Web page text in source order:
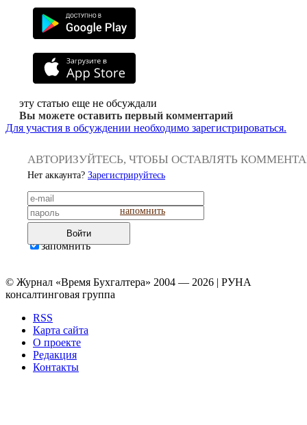
эту статью еще не обсуждали
Вы можете оставить первый комментарий
Для участия в обсуждении необходимо зарегистрироваться.
АВТОРИЗУЙТЕСЬ, ЧТОБЫ ОСТАВЛЯТЬ
Нет аккаунта? Зарегистрируйтесь
напомнить
Войти
запомнить
© Журнал «Время Бухгалтера» 2004 — 2026 | РУНА
консалтинговая группа
RSS
Карта сайта
О проекте
Редакция
Контакты